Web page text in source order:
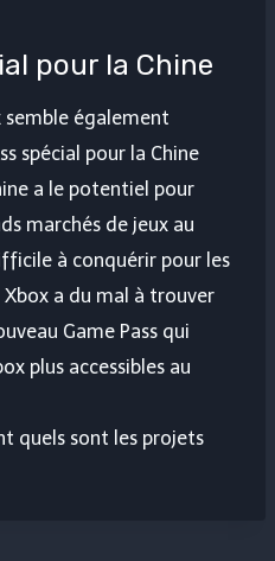
pour la Chine
semble également
spécial pour la Chine
a le potentiel pour
marchés de jeux au
à conquérir pour les
a du mal à trouver
Game Pass qui
plus accessibles au
quels sont les projets